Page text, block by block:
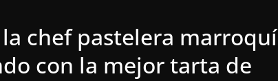
chef pastelera marroquí
con la mejor tarta de